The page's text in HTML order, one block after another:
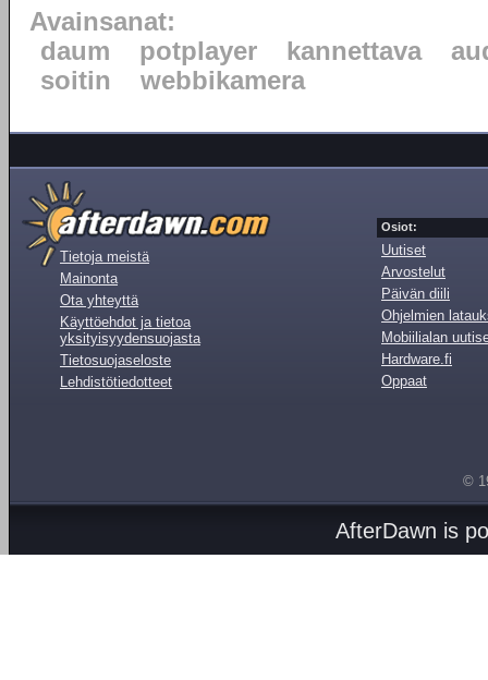
Avainsanat:
daum
potplayer kannettava
soitin
webbikamera
Tietoja meistä
Mainonta
Ota yhteyttä
Käyttöehdot ja tietoa
yksityisyydensuojasta
Tietosuojaseloste
Lehdistötiedotteet
Osiot:
Uutiset
Arvostelut
Päivän diili
Ohjelmien
Mobiilialan
Hardware.fi
Oppaat
©
AfterDawn is